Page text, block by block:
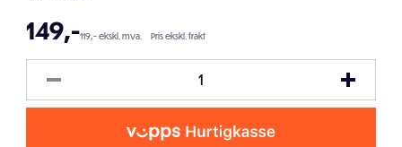
149,-119,- ekskl. mva. Pris ekskl. frakt